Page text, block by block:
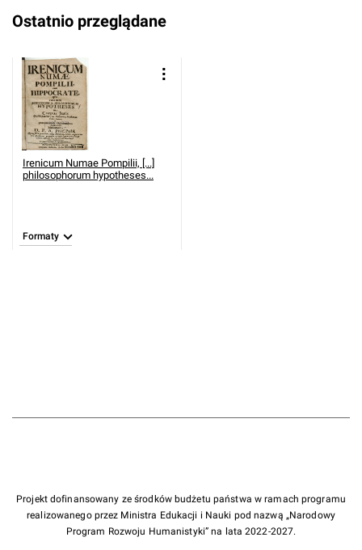
Ostatnio przeglądane
Irenicum Numae Pompilii, [...]
philosophorum hypotheses...
Formaty
Projekt dofinansowany ze środków budżetu państwa w ramach programu
realizowanego przez Ministra Edukacji i Nauki pod nazwą „Narodowy
Program Rozwoju Humanistyki” na lata 2022-2027.